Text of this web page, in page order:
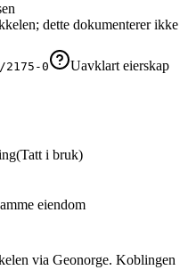
dette dokumenterer ikke
2175-0
Uavklart eierskap
(Tatt i bruk)
eiendom
via Geonorge. Koblingen